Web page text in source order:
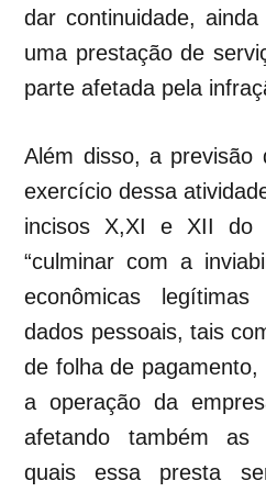
dar continuidade,
uma prestação de
parte afetada pela
Além disso, a previsão
exercício dessa
incisos X,XI e XII
“culminar com a
econômicas
dados pessoais, tais
de folha de pagamento,
a operação da
afetando também as
quais essa presta